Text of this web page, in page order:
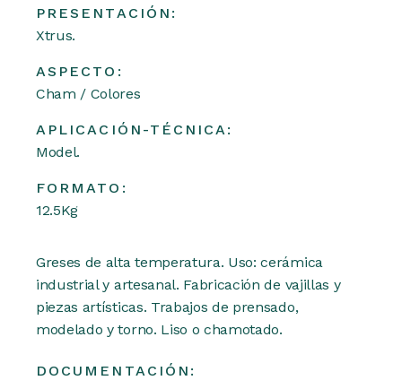
PRESENTACIÓN:
Xtrus.
ASPECTO:
Cham / Colores
APLICACIÓN-TÉCNICA:
Model.
FORMATO:
12.5Kg
Greses de alta temperatura. Uso: cerámica
industrial y artesanal. Fabricación de vajillas y
piezas artísticas. Trabajos de prensado,
modelado y torno. Liso o chamotado.
DOCUMENTACIÓN: